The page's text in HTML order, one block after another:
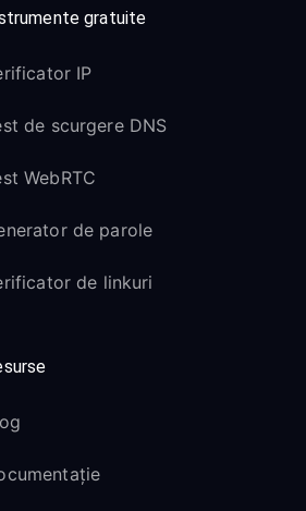
gratuite
IP
de scurgere DNS
WebRTC
de parole
de linkuri